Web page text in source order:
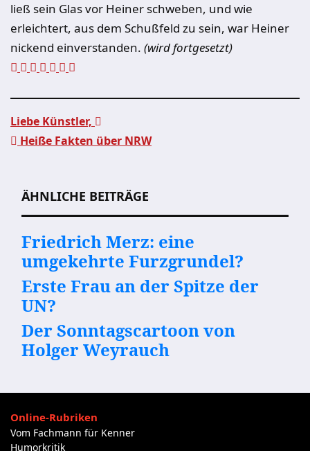
ließ sein Glas vor Heiner schweben, und wie
erleichtert, aus dem Schußfeld zu sein, war Heiner
ni­ckend einverstanden. (wird fortgesetzt)
Liebe Künstler,
Heiße Fakten über NRW
ÄHNLICHE BEITRÄGE
Friedrich Merz: eine
umgekehrte Furzgrundel?
Erste Frau an der Spitze der
UN?
Der Sonntagscartoon von
Holger Weyrauch
Online-Rubriken
Vom Fachmann für Kenner
Humorkritik